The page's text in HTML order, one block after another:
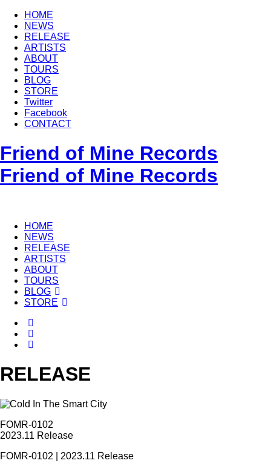
HOME
NEWS
RELEASE
ARTISTS
ABOUT
TOURS
BLOG
STORE
Twitter
Facebook
CONTACT
Friend of Mine Records
Friend of Mine Records
HOME
NEWS
RELEASE
ARTISTS
ABOUT
TOURS
BLOG
STORE
RELEASE
FOMR-0102
2023.11 Release
FOMR-0102 | 2023.11 Release